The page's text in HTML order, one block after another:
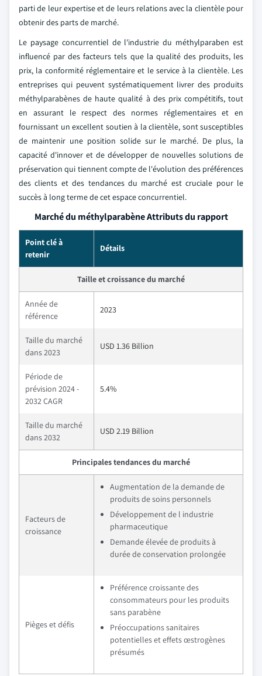
parti de leur expertise et de leurs relations avec la clientèle pour
obtenir des parts de marché.
Le paysage concurrentiel de l'industrie du méthylparaben est
influencé par des facteurs tels que la qualité des produits, les
prix, la conformité réglementaire et le service à la clientèle. Les
entreprises qui peuvent systématiquement livrer des produits
méthylparabènes de haute qualité à des prix compétitifs, tout
en assurant le respect des normes réglementaires et en
fournissant un excellent soutien à la clientèle, sont susceptibles
de maintenir une position solide sur le marché. De plus, la
capacité d'innover et de développer de nouvelles solutions de
préservation qui tiennent compte de l'évolution des préférences
des clients et des tendances du marché est cruciale pour le
succès à long terme de cet espace concurrentiel.
Marché du méthylparabène Attributs du rapport
Point clé à
retenir
Détails
Taille et croissance du marché
Année de
référence
2023
Taille du marché
dans 2023
USD 1.36 Billion
Période de
prévision 2024 -
2032 CAGR
5.4%
Taille du marché
dans 2032
USD 2.19 Billion
Principales tendances du marché
Facteurs de
croissance
Augmentation de la demande de
produits de soins personnels
Développement de l industrie
pharmaceutique
Demande élevée de produits à
durée de conservation prolongée
Pièges et défis
Préférence croissante des
consommateurs pour les produits
sans parabène
Préoccupations sanitaires
potentielles et effets œstrogènes
présumés